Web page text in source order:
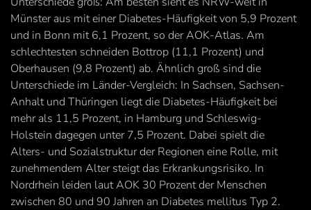
Münster aus mit einer Diabetes-Häufigkeit von 5,9 Prozent
und in Bonn mit 6,1 Prozent, so der AOK-Atlas. Am
schlechtesten schneiden Bottrop (11,1 Prozent) und
Oberhausen (9,8 Prozent) ab. Ähnlich groß sind die
Unterschiede im Länder-Vergleich: In Sachsen, Sachsen-
Anhalt und Thüringen liegt die Diabetes-Häufigkeit bei
mehr als 11,5 Prozent, in Hamburg und Schleswig-
Holstein dagegen unter 7,5 Prozent. Dabei spielt die
Alters- und Sozialstruktur der Regionen eine Rolle, mit
zunehmendem Alter steigt das Erkrankungsrisiko. In
Nordrhein leiden laut AOK 30 Prozent der Menschen
zwischen 80 und 90 Jahren an Diabetes mellitus Typ 2.